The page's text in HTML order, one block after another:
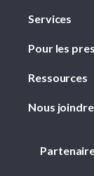
Services
Pour les
Ressources
Nous joindre